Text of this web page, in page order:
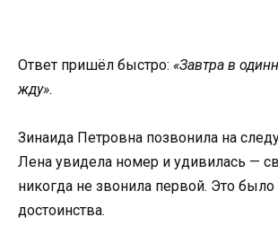
Ответ пришёл быстро: «Завтра в
жду».
Зинаида Петровна позвонила на
Лена увидела номер и удивилась —
никогда не звонила первой. Это
достоинства.